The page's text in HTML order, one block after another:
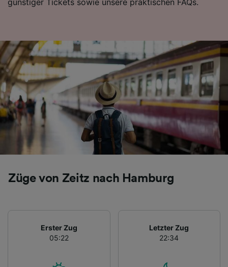
Züge von Zeitz nach Hamburg
Erster Zug
05:22
Letzter Zug
22:34
Folgendes bereitzustellen:
aktiv abfragen. Speichern von oder Zugriff auf
Informationen auf einem Endgerät.
Personalisierte Werbung und Inhalte, Messung
von Werbeleistung und der Performance von
Inhalten, Zielgruppenforschung sowie
Entwicklung und Verbesserung von
Angeboten.
Liste der Partner (Lieferanten)